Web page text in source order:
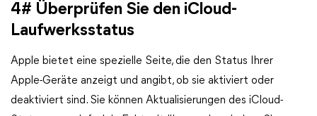
4# Überprüfen Sie den iCloud-
Laufwerksstatus
Apple bietet eine spezielle Seite, die den Status Ihrer
Apple-Geräte anzeigt und angibt, ob sie aktiviert oder
deaktiviert sind. Sie können Aktualisierungen des iCloud-